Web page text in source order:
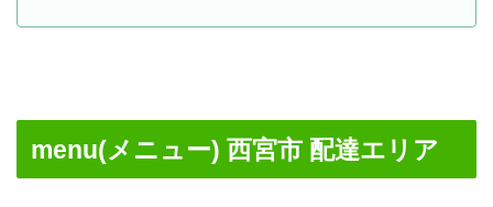
menu(メニュー) 西宮市 配達エリア